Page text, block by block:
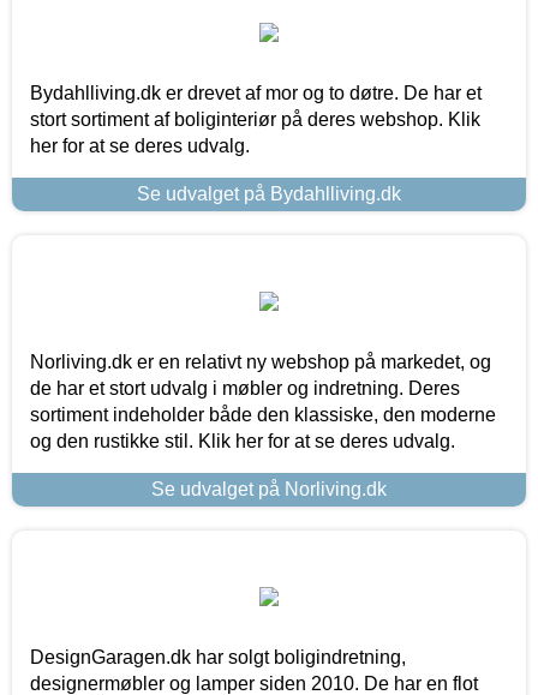
Bydahlliving.dk er drevet af mor og to døtre. De har et
stort sortiment af boliginteriør på deres webshop. Klik
her for at se deres udvalg.
Se udvalget på Bydahlliving.dk
Norliving.dk er en relativt ny webshop på markedet, og
de har et stort udvalg i møbler og indretning. Deres
sortiment indeholder både den klassiske, den moderne
og den rustikke stil. Klik her for at se deres udvalg.
Se udvalget på Norliving.dk
DesignGaragen.dk har solgt boligindretning,
designermøbler og lamper siden 2010. De har en flot